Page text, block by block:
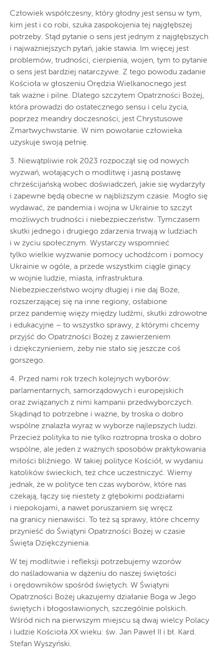
Człowiek współczesny, który głodny jest sensu w tym,
kim jest i co robi, szuka zaspokojenia tej najgłębszej
potrzeby. Stąd pytanie o sens jest jednym z najgłębszych
i najważniejszych pytań, jakie stawia. Im więcej jest
problemów, trudności, cierpienia, wojen, tym to pytanie
o sens jest bardziej natarczywe. Z tego powodu zadanie
Kościoła w głoszeniu Orędzia Wielkanocnego jest
tak ważne i pilne. Dlatego szczytem Opatrzności Bożej,
która prowadzi do ostatecznego sensu i celu życia,
poprzez meandry doczesności, jest Chrystusowe
Zmartwychwstanie. W nim powołanie człowieka
uzyskuje swoją pełnię.
3. Niewątpliwie rok 2023 rozpoczął się od nowych
wyzwań, wołających o modlitwę i jasną postawę
chrześcijańską wobec doświadczeń, jakie się wydarzyły
i zapewne będą obecne w najbliższym czasie. Mogło się
wydawać, że pandemia i wojna w Ukrainie to szczyt
możliwych trudności i niebezpieczeństw. Tymczasem
skutki jednego i drugiego zdarzenia trwają w ludziach
i w życiu społecznym. Wystarczy wspomnieć
tylko wielkie wyzwanie pomocy uchodźcom i pomocy
Ukrainie w ogóle, a przede wszystkim ciągle ginący
w wojnie ludzie, miasta, infrastruktura.
Niebezpieczeństwo wojny długiej i nie daj Boże,
rozszerzającej się na inne regiony, osłabione
przez pandemię więzy między ludźmi, skutki zdrowotne
i edukacyjne – to wszystko sprawy, z którymi chcemy
przyjść do Opatrzności Bożej z zawierzeniem
i dziękczynieniem, żeby nie stało się jeszcze coś
gorszego.
4. Przed nami rok trzech kolejnych wyborów:
parlamentarnych, samorządowych i europejskich
oraz związanych z nimi kampanii przedwyborczych.
Skądinąd to potrzebne i ważne, by troska o dobro
wspólne znalazła wyraz w wyborze najlepszych ludzi.
Przecież polityka to nie tylko roztropna troska o dobro
wspólne, ale jeden z ważnych sposobów praktykowania
miłości bliźniego. W takiej polityce Kościół, w wydaniu
katolików świeckich, też chce uczestniczyć. Wiemy
jednak, że w polityce ten czas wyborów, które nas
czekają, łączy się niestety z głębokimi podziałami
i niepokojami, a nawet poruszaniem się wręcz
na granicy nienawiści. To też są sprawy, które chcemy
przynieść do Świątyni Opatrzności Bożej w czasie
Święta Dziękczynienia.
W tej modlitwie i refleksji potrzebujemy wzorów
do naśladowania w dążeniu do naszej świętości
i orędowników spośród świętych. W Świątyni
Opatrzności Bożej ukazujemy działanie Boga w Jego
świętych i błogosławionych, szczególnie polskich.
Wśród nich na pierwszym miejscu są dwaj wielcy Polacy
i ludzie Kościoła XX wieku: św. Jan Paweł II i bł. Kard.
Stefan Wyszyński.